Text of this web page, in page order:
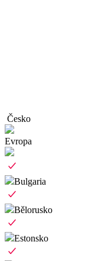
Česko
Evropa
Bulgaria
Bělorusko
Estonsko